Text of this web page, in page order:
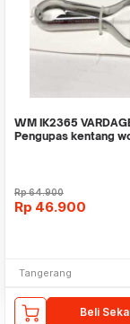
WM IK2365
Pengupas kentang
Rp64.900
Rp 46.900
Tangerang
Beli